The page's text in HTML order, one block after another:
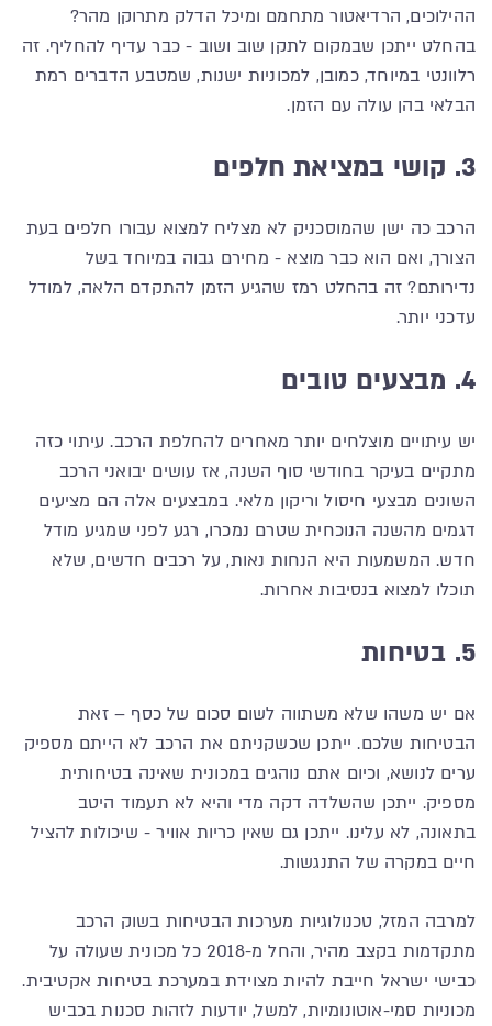
ההילוכים, הרדיאטור מתחמם ומיכל הדלק מתרוקן מהר?
בהחלט ייתכן שבמקום לתקן שוב ושוב - כבר עדיף להחליף. זה
רלוונטי במיוחד, כמובן, למכוניות ישנות, שמטבע הדברים רמת
הבלאי בהן עולה עם הזמן.
3. קושי במציאת חלפים
הרכב כה ישן שהמוסכניק לא מצליח למצוא עבורו חלפים בעת
הצורך, ואם הוא כבר מוצא - מחירם גבוה במיוחד בשל
נדירותם? זה בהחלט רמז שהגיע הזמן להתקדם הלאה, למודל
עדכני יותר.
4. מבצעים טובים
יש עיתויים מוצלחים יותר מאחרים להחלפת הרכב. עיתוי כזה
מתקיים בעיקר בחודשי סוף השנה, אז עושים יבואני הרכב
השונים מבצעי חיסול וריקון מלאי. במבצעים אלה הם מציעים
דגמים מהשנה הנוכחית שטרם נמכרו, רגע לפני שמגיע מודל
חדש. המשמעות היא הנחות נאות, על רכבים חדשים, שלא
תוכלו למצוא בנסיבות אחרות.
5. בטיחות
אם יש משהו שלא משתווה לשום סכום של כסף – זאת
הבטיחות שלכם. ייתכן שכשקניתם את הרכב לא הייתם מספיק
ערים לנושא, וכיום אתם נוהגים במכונית שאינה בטיחותית
מספיק. ייתכן שהשלדה דקה מדי והיא לא תעמוד היטב
בתאונה, לא עלינו. ייתכן גם שאין כריות אוויר - שיכולות להציל
חיים במקרה של התנגשות.
למרבה המזל, טכנולוגיות מערכות הבטיחות בשוק הרכב
מתקדמות בקצב מהיר, והחל מ-2018 כל מכונית שעולה על
כבישי ישראל חייבת להיות מצוידת במערכת בטיחות אקטיבית.
מכוניות סמי-אוטונומיות, למשל, יודעות לזהות סכנות בכביש